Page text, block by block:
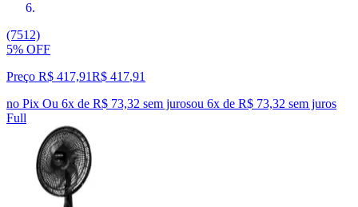
(7512)
5% OFF
Preço R$ 417,91R$ 417,91
no Pix Ou 6x de R$ 73,32 sem jurosou 6x de R$ 73,32 sem juros
Full